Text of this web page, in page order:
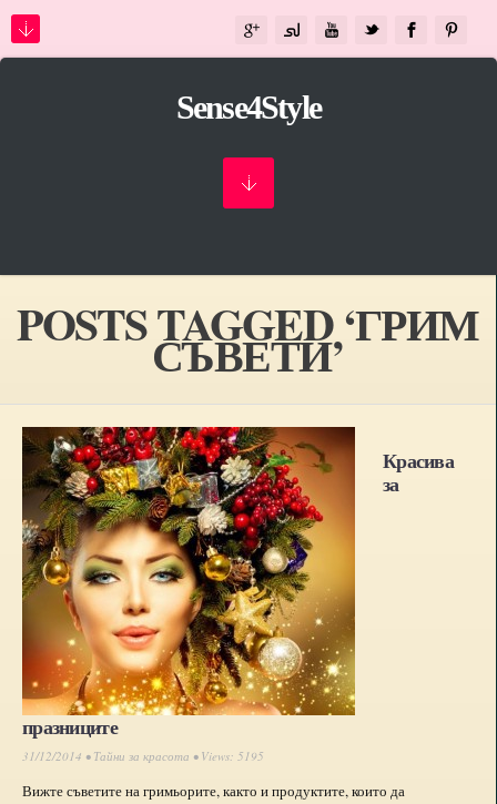
Sense4Style
POSTS TAGGED ‘ГРИМ
СЪВЕТИ’
Красива
за
празниците
31/12/2014 • Тайни за красота • Views: 5195
Вижте съветите на гримьорите, както и продуктите, които да